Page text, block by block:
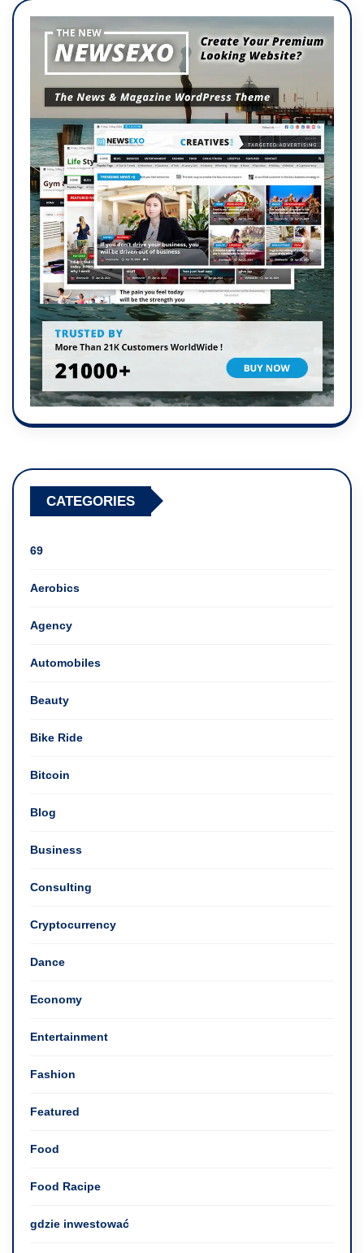
CATEGORIES
69
Aerobics
Agency
Automobiles
Beauty
Bike Ride
Bitcoin
Blog
Business
Consulting
Cryptocurrency
Dance
Economy
Entertainment
Fashion
Featured
Food
Food Racipe
gdzie inwestować